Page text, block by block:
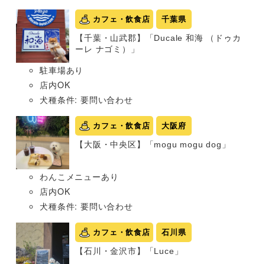
カフェ・飲食店 千葉県
【千葉・山武郡】「Ducale 和海 （ドゥカ
ーレ ナゴミ）」
駐車場あり
店内OK
犬種条件: 要問い合わせ
カフェ・飲食店 大阪府
【大阪・中央区】「mogu mogu dog」
わんこメニューあり
店内OK
犬種条件: 要問い合わせ
カフェ・飲食店 石川県
【石川・金沢市】「Luce」